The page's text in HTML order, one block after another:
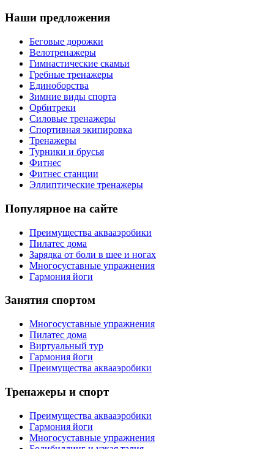
Наши предложения
Беговые дорожки
Велотренажеры
Гимнастические скамьи
Гребные тренажеры
Единоборства
Зимние виды спорта
Орбитреки
Силовые тренажеры
Спортивная экипировка
Тренажеры
Турники и брусья
Фитнес
Фитнес станции
Эллиптические тренажеры
Популярное на сайте
Преимущества аквааэробики
Пилатес дома
Зарядка от боли в шее и ногах
Многосуставные упражнения
Гармония йоги
Занятия спортом
Многосуставные упражнения
Пилатес дома
Виртуальный тур
Гармония йоги
Преимущества аквааэробики
Тренажеры и спорт
Преимущества аквааэробики
Гармония йоги
Многосуставные упражнения